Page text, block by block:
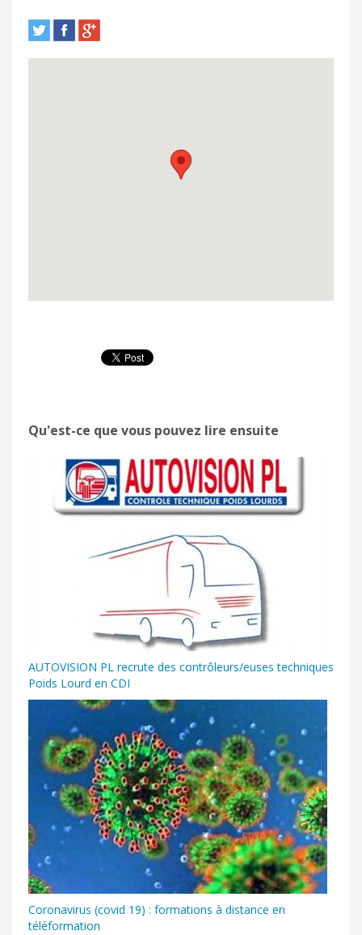
Qu'est-ce que vous pouvez lire ensuite
AUTOVISION PL recrute des contrôleurs/euses techniques
Poids Lourd en CDI
Coronavirus (covid 19) : formations à distance en
téléformation